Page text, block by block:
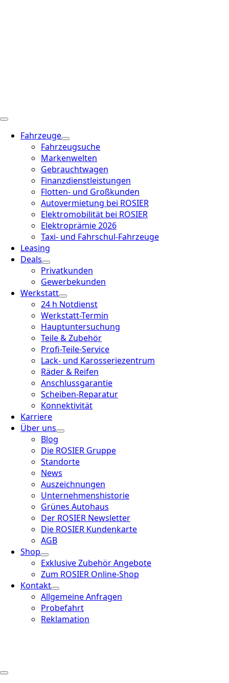
Fahrzeuge
Fahrzeugsuche
Markenwelten
Gebrauchtwagen
Finanzdienstleistungen
Flotten- und Großkunden
Autovermietung bei ROSIER
Elektromobilität bei ROSIER
Elektroprämie 2026
Taxi- und Fahrschul-Fahrzeuge
Leasing
Deals
Privatkunden
Gewerbekunden
Werkstatt
24 h Notdienst
Werkstatt-Termin
Hauptuntersuchung
Teile & Zubehör
Profi-Teile-Service
Lack- und Karosseriezentrum
Räder & Reifen
Anschlussgarantie
Scheiben-Reparatur
Konnektivität
Karriere
Über uns
Blog
Die ROSIER Gruppe
Standorte
News
Auszeichnungen
Unternehmenshistorie
Grünes Autohaus
Der ROSIER Newsletter
Die ROSIER Kundenkarte
AGB
Shop
Exklusive Zubehör Angebote
Zum ROSIER Online-Shop
Kontakt
Allgemeine Anfragen
Probefahrt
Reklamation